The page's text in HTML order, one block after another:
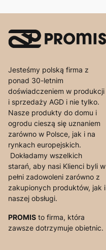
Jesteśmy polską firma z
ponad 30-letnim
doświadczeniem w produkcji
i sprzedaży AGD i nie tylko.
Nasze produkty do domu i
ogrodu cieszą się uznaniem
zarówno w Polsce, jak i na
rynkach europejskich.
Dokładamy wszelkich
starań, aby nasi Klienci byli w
pełni zadowoleni zarówno z
zakupionych produktów, jak i
naszej obsługi.
PROMIS to firma, która
zawsze dotrzymuje obietnic.